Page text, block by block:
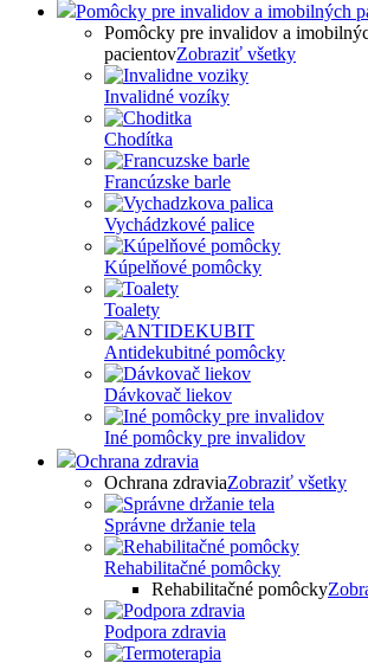
Pomôcky pre invalidov a imobilných
Pomôcky pre invalidov a
pacientovZobraziť všetky
Invalidné vozíky
Chodítka
Francúzske barle
Vychádzkové palice
Kúpelňové pomôcky
Toalety
Antidekubitné pomôcky
Dávkovač liekov
Iné pomôcky pre invalidov
Ochrana zdravia
Ochrana zdraviaZobraziť všetky
Správne držanie tela
Rehabilitačné pomôcky
Rehabilitačné pomôcky
Podpora zdravia